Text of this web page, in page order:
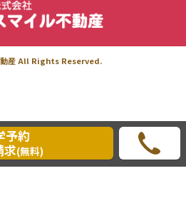
産 All Rights Reserved.
予約
求(無料)